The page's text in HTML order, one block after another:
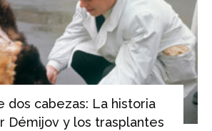
dos cabezas: La historia
Démijov y los trasplantes